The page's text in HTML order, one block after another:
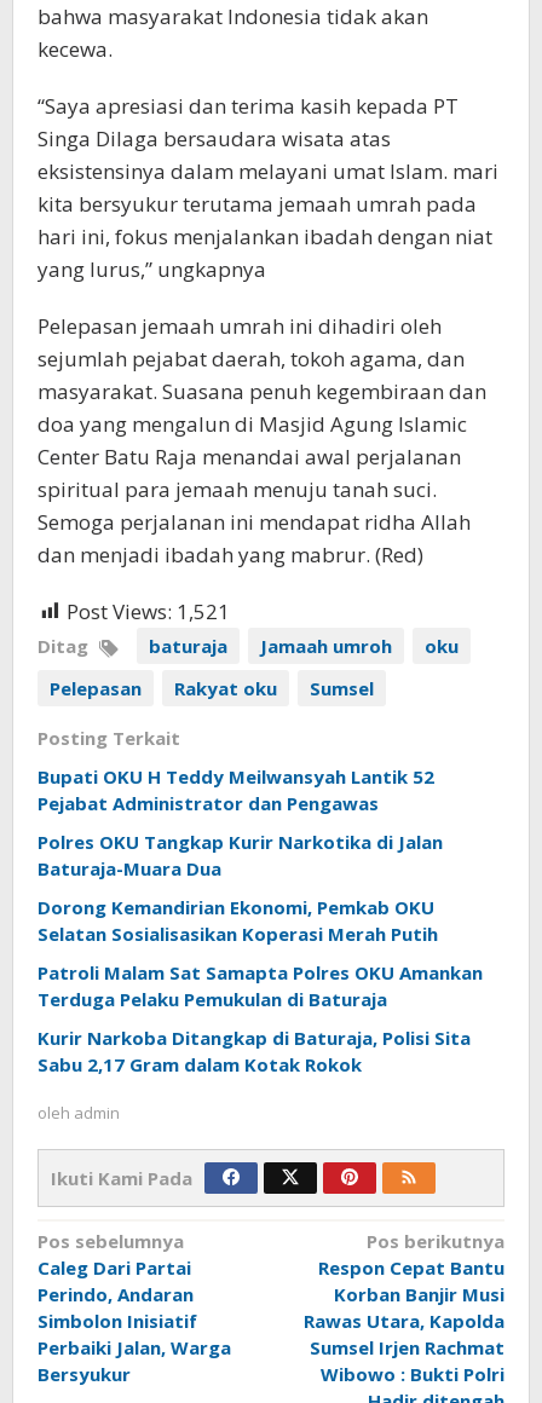
bahwa masyarakat Indonesia tidak akan
kecewa.
“Saya apresiasi dan terima kasih kepada PT
Singa Dilaga bersaudara wisata atas
eksistensinya dalam melayani umat Islam. mari
kita bersyukur terutama jemaah umrah pada
hari ini, fokus menjalankan ibadah dengan niat
yang lurus,” ungkapnya
Pelepasan jemaah umrah ini dihadiri oleh
sejumlah pejabat daerah, tokoh agama, dan
masyarakat. Suasana penuh kegembiraan dan
doa yang mengalun di Masjid Agung Islamic
Center Batu Raja menandai awal perjalanan
spiritual para jemaah menuju tanah suci.
Semoga perjalanan ini mendapat ridha Allah
dan menjadi ibadah yang mabrur. (Red)
Post Views: 1,521
Ditag baturaja Jamaah umroh
oku
Pelepasan
Rakyat oku Sumsel
Posting Terkait
Bupati OKU H Teddy Meilwansyah Lantik 52
Pejabat Administrator dan Pengawas
Polres OKU Tangkap Kurir Narkotika di Jalan
Baturaja-Muara Dua
Dorong Kemandirian Ekonomi, Pemkab OKU
Selatan Sosialisasikan Koperasi Merah Putih
Patroli Malam Sat Samapta Polres OKU Amankan
Terduga Pelaku Pemukulan di Baturaja
Kurir Narkoba Ditangkap di Baturaja, Polisi Sita
Sabu 2,17 Gram dalam Kotak Rokok
oleh admin
Ikuti Kami Pada
Navigasi
pos
Pos sebelumnya
Caleg Dari Partai
Perindo, Andaran
Simbolon Inisiatif
Perbaiki Jalan, Warga
Bersyukur
Pos berikutnya
Respon Cepat Bantu
Korban Banjir Musi
Rawas Utara, Kapolda
Sumsel Irjen Rachmat
Wibowo : Bukti Polri